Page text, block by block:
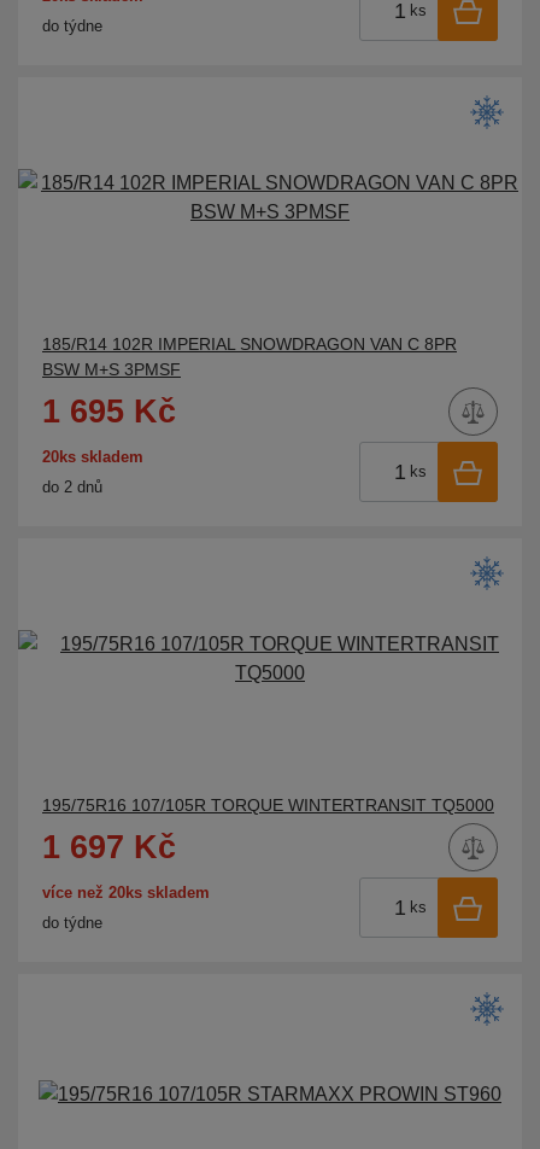
do týdne
ks
185/R14 102R IMPERIAL SNOWDRAGON VAN C 8PR
BSW M+S 3PMSF
1 695 Kč
20ks skladem
do 2 dnů
ks
195/75R16 107/105R TORQUE WINTERTRANSIT TQ5000
1 697 Kč
více než 20ks skladem
do týdne
ks